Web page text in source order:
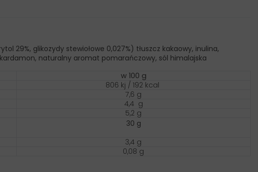
29%, glikozydy stewiołowe 0,027%) tłuszcz kakaowy, inulina,
naturalny aromat pomarańczowy, sól himalajska
w 100 g
806 kj / 192 kcal
7,6 g
4,4 g
5,2 g
30 g
3,4 g
0,08 g